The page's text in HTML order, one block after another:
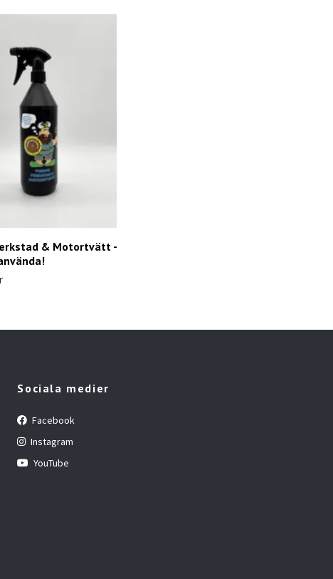
& Motortvätt -
Sociala medier
Facebook
Instagram
YouTube